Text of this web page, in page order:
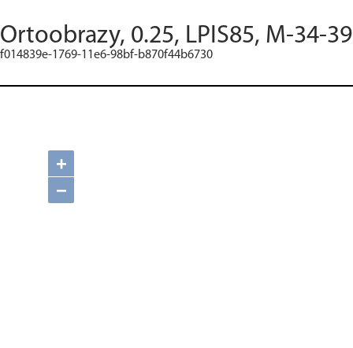
Ortoobrazy, 0.25, LPIS85, M-34-
f014839e-1769-11e6-98bf-b870f44b6730
+
−